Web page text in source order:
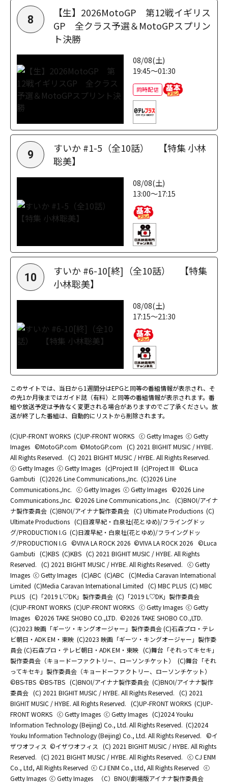
8
【生】2026MotoGP 第12戦イギリス
GP 全クラス予選＆MotoGPスプリン
ト決勝
08/08(土)
19:45～01:30
同時配信
9
すいか #1-5（全10話） 【特集 小林
聡美】
08/08(土)
13:00～17:15
10
すいか #6-10[終]（全10話） 【特集
小林聡美】
08/08(土)
17:15～21:30
このサイトでは、当日から1週間分はEPGと同等の番組情報が表示され、そ
の先1か月後まではガイド誌（有料）と同等の番組情報が表示されます。番
組や放送予定は予告なく変更される場合がありますのでご了承ください。放
送が終了した番組は、自動的にリストから削除されます。
(C)UP-FRONT WORKS (C)UP-FRONT WORKS ⓒ Getty Images ⓒ Getty
Images ©MotoGP.com ©MotoGP.com (C) 2021 BIGHIT MUSIC / HYBE.
All Rights Reserved. (C) 2021 BIGHIT MUSIC / HYBE. All Rights Reserved.
ⓒ Getty Images ⓒ Getty Images (c)Project III (c)Project III ©Luca
Gambuti (C)2026 Line Communications.,Inc. (C)2026 Line
Communications.,Inc. ⓒ Getty Images ⓒ Getty Images ©2026 Line
Communications.,Inc. ©2026 Line Communications.,Inc. (C)BNOI/アイナ
ナ製作委員会 (C)BNOI/アイナナ製作委員会 (C) Ultimate Productions (C)
Ultimate Productions (C)日渡早紀・白泉社(花とゆめ)/フライングドッ
グ/PRODUCTION I.G (C)日渡早紀・白泉社(花とゆめ)/フライングドッ
グ/PRODUCTION I.G ©️VIVA LA ROCK 2026 ©️VIVA LA ROCK 2026 ©Luca
Gambuti (C)KBS (C)KBS (C) 2021 BIGHIT MUSIC / HYBE. All Rights
Reserved. (C) 2021 BIGHIT MUSIC / HYBE. All Rights Reserved. ⓒ Getty
Images ⓒ Getty Images (C)ABC (C)ABC (C)Media Caravan International
Limited (C)Media Caravan International Limited (C) MBC PLUS (C) MBC
PLUS (C)「2019 L♡DK」製作委員会 (C)「2019 L♡DK」製作委員会
(C)UP-FRONT WORKS (C)UP-FRONT WORKS ⓒ Getty Images ⓒ Getty
Images ©2026 TAKE SHOBO CO.,LTD. ©2026 TAKE SHOBO CO.,LTD.
(C)2023 映画「ギーツ・キングオージャー」製作委員会 (C)石森プロ・テレ
ビ朝日・ADK EM・東映 (C)2023 映画「ギーツ・キングオージャー」製作委
員会 (C)石森プロ・テレビ朝日・ADK EM・東映 (C)舞台「それってキセキ」
製作委員会（キョードーファクトリー、ローソンチケット）
(C)舞台「それ
ってキセキ」製作委員会（キョードーファクトリー、ローソンチケット）
©BS-TBS ©BS-TBS (C)BNOI/アイナナ製作委員会 (C)BNOI/アイナナ製作
委員会 (C) 2021 BIGHIT MUSIC / HYBE. All Rights Reserved. (C) 2021
BIGHIT MUSIC / HYBE. All Rights Reserved. (C)UP-FRONT WORKS (C)UP-
FRONT WORKS ⓒ Getty Images ⓒ Getty Images (C)2024 Youku
Information Technology (Beijing) Co., Ltd. All Rights Reserved. (C)2024
Youku Information Technology (Beijing) Co., Ltd. All Rights Reserved. ©イ
ザワオフィス ©イザワオフィス (C) 2021 BIGHIT MUSIC / HYBE. All Rights
Reserved. (C) 2021 BIGHIT MUSIC / HYBE. All Rights Reserved. ⓒ CJ ENM
Co., Ltd, All Rights Reserved ⓒ CJ ENM Co., Ltd, All Rights Reserved ⓒ
Getty Images ⓒ Getty Images （C）BNOI/劇場版アイナナ製作委員会